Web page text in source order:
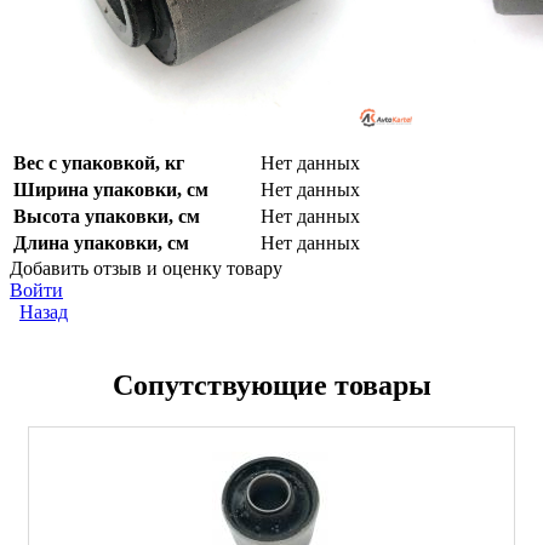
Вес с упаковкой, кг
Нет данных
Ширина упаковки, см
Нет данных
Высота упаковки, см
Нет данных
Длина упаковки, см
Нет данных
Добавить отзыв и оценку товару
Войти
Назад
Сопутствующие товары